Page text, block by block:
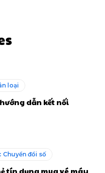
loại
dẫn kết nối
Chuyển đổi số
tín dụng mua vé máy